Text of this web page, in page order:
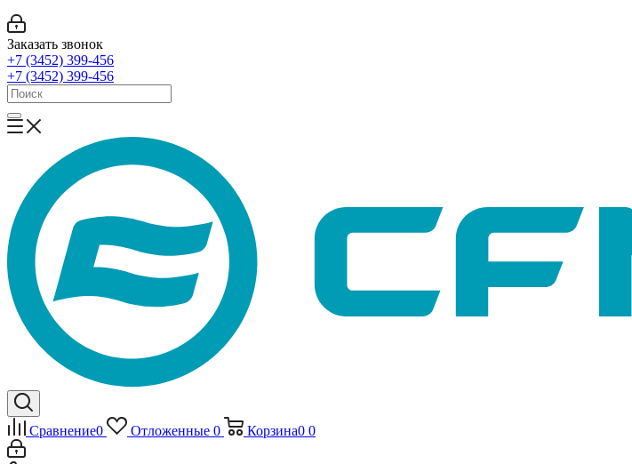
Заказать звонок
+7 (3452) 399-456
+7 (3452) 399-456
Сравнение0 Отложенные 0 Корзина0 0